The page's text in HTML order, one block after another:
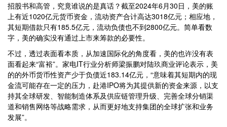
招股书和高管，究竟谁说的是真话？截至2024年6月30日，美的账
上有近1020亿元货币资金，流动资产合计高达3018亿元；相应地，
其短期借款只有185.5亿元，流动负债也不到2800亿元。简单看数
字，美的确实没有通过上市来筹款的必要性。
不过，透过表面看本质，从加速国际化的角度看，美的也许没有表
面看起来“富裕”。家电IT行业分析师梁振鹏对陆玖商业评论表示，美
的的外币货币性资产少于负债近183.14亿元，“意味着其短期内的现
金流可能存在一定的压力，赴港IPO将为其提供新的资金来源，以支
持其全球研发、智能制造体系及供应链管理升级、完善全球分销渠
道和销售网络等战略需求，从而更好地支持集团的全球扩张和业务
发展”。